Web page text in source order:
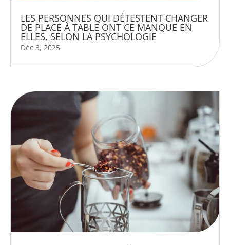
LES PERSONNES QUI DÉTESTENT CHANGER
DE PLACE À TABLE ONT CE MANQUE EN
ELLES, SELON LA PSYCHOLOGIE
Déc 3, 2025